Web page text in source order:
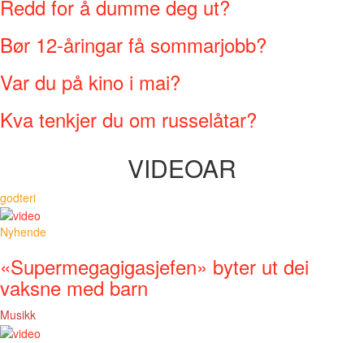
Redd for å dumme deg ut?
Bør 12-åringar få sommarjobb?
Var du på kino i mai?
Kva tenkjer du om russelåtar?
VIDEOAR
godteri
Nyhende
«Supermegagigasjefen» byter ut dei
vaksne med barn
Musikk